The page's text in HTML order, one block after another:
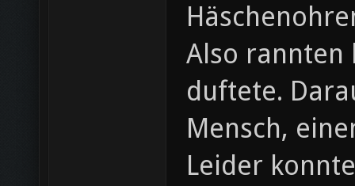
Also rannten
duftete.
Mensch,
Leider